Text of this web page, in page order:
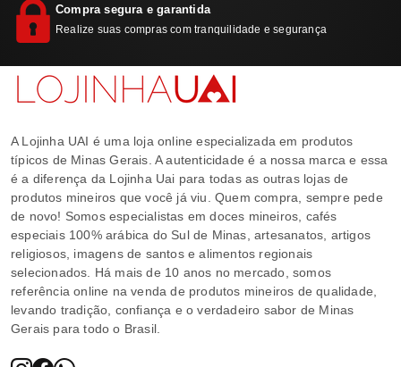
Compra segura e garantida
Realize suas compras com tranquilidade e segurança
A Lojinha UAI é uma loja online especializada em produtos
típicos de Minas Gerais. A autenticidade é a nossa marca e essa
é a diferença da Lojinha Uai para todas as outras lojas de
produtos mineiros que você já viu. Quem compra, sempre pede
de novo! Somos especialistas em doces mineiros, cafés
especiais 100% arábica do Sul de Minas, artesanatos, artigos
religiosos, imagens de santos e alimentos regionais
selecionados. Há mais de 10 anos no mercado, somos
referência online na venda de produtos mineiros de qualidade,
levando tradição, confiança e o verdadeiro sabor de Minas
Gerais para todo o Brasil.